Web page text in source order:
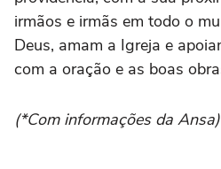
irmãos e irmãs em todo o
Deus, amam a Igreja e
com a oração e as boas
(*Com informações da Ansa)